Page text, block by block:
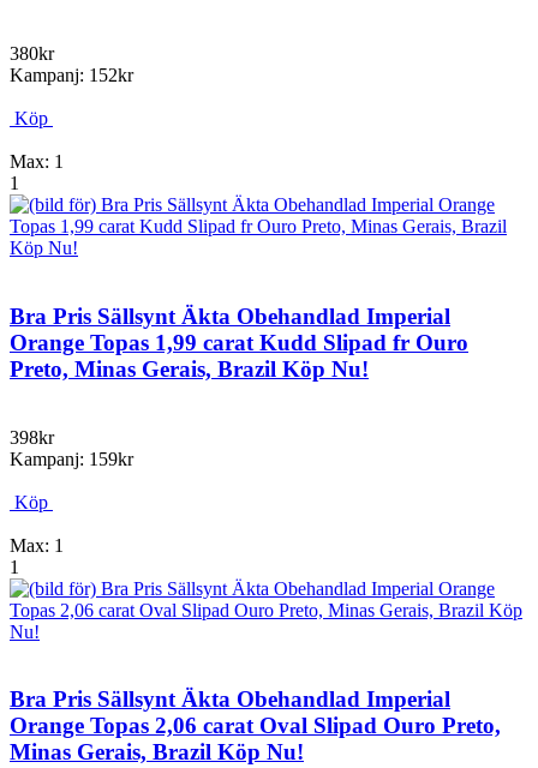
380kr
Kampanj: 152kr
Köp
Max: 1
1
Bra Pris Sällsynt Äkta Obehandlad Imperial
Orange Topas 1,99 carat Kudd Slipad fr Ouro
Preto, Minas Gerais, Brazil Köp Nu!
398kr
Kampanj: 159kr
Köp
Max: 1
1
Bra Pris Sällsynt Äkta Obehandlad Imperial
Orange Topas 2,06 carat Oval Slipad Ouro Preto,
Minas Gerais, Brazil Köp Nu!